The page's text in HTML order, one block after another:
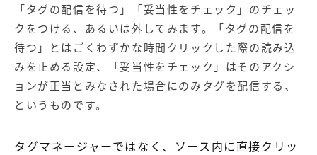
「タグの配信を待つ」「妥当性をチェック」のチェッ
クをつける、あるいは外してみます。「タグの配信を
待つ」とはごくわずかな時間クリックした際の読み込
みを止める設定、「妥当性をチェック」はそのアクシ
ョンが正当とみなされた場合にのみタグを配信する、
というものです。
タグマネージャーではなく、ソース内に直接クリッ